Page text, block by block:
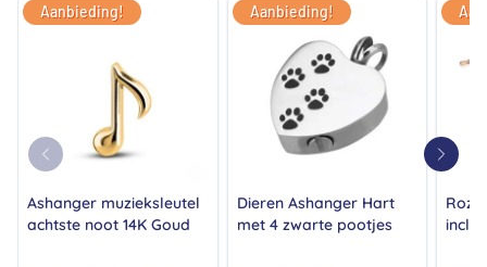
Aanbieding!
Ashanger muzieksleutel
achtste noot 14K Goud
Aanbieding!
Dieren Ashanger Hart
met 4 zwarte pootjes